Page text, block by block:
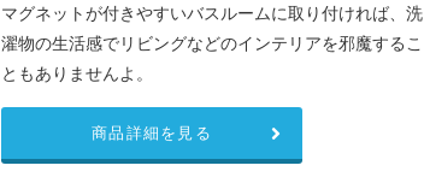
マグネットが付きやすいバスルームに取り付ければ、洗
濯物の生活感でリビングなどのインテリアを邪魔するこ
ともありませんよ。
商品詳細を見る